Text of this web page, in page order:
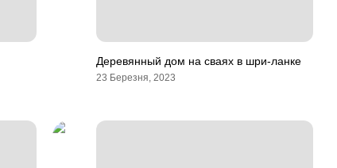
Деревянный дом на сваях в шри-ланке
23 Березня, 2023